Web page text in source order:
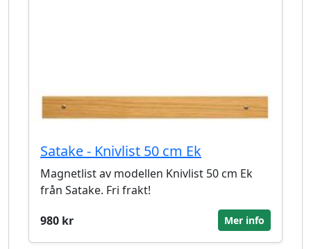
Satake - Knivlist 50 cm Ek
Magnetlist av modellen Knivlist 50 cm Ek
från Satake. Fri frakt!
980 kr
Mer info